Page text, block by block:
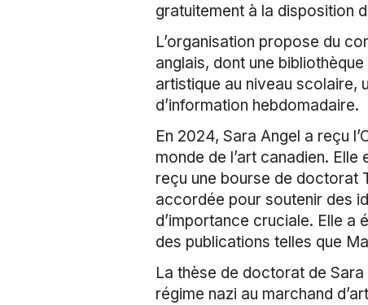
gratuitement à la disposition
L’organisation propose du
anglais, dont une
artistique au niveau scolaire,
d’information hebdomadaire.
En 2024, Sara Angel a reçu
monde de l’art canadien.
reçu une bourse de doctorat
accordée pour soutenir des
d’importance cruciale. Elle
des publications telles que
La thèse de doctorat de
régime nazi au marchand